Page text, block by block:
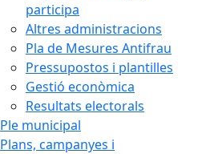
participa
Altres administracions
Pla de Mesures Antifrau
Pressupostos i plantilles
Gestió econòmica
Resultats electorals
Ple municipal
Plans, campanyes i